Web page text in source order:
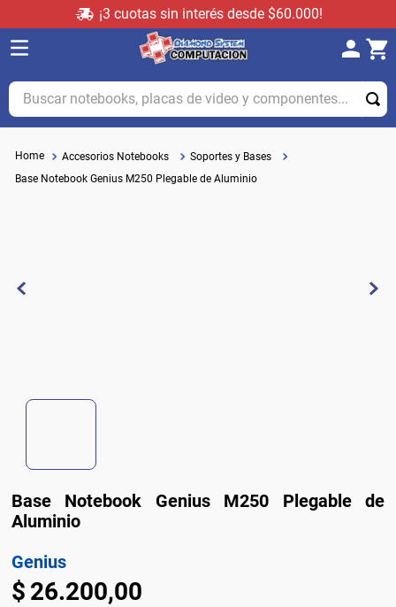
¡3 cuotas sin interés desde $60.000!
Buscar notebooks, placas de video y componentes...
Accesorios Notebooks
Soportes y Bases
Base Notebook Genius M250 Plegable de Aluminio
Base Notebook Genius M250 Plegable de
Aluminio
Genius
$ 26.200,00